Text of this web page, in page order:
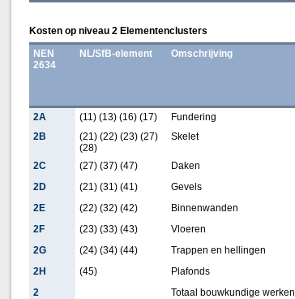
Kosten op niveau 2 Elementenclusters
NEN
2634
NL/SfB-element Omschrijving
2A
(11) (13) (16) (17) Fundering
2B
(21) (22) (23) (27)
(28)
Skelet
2C (27) (37) (47) Daken
2D
(21) (31) (41) Gevels
2E
(22) (32) (42) Binnenwanden
2F
(23) (33) (43) Vloeren
2G
(24) (34) (44) Trappen en hellingen
2H
(45) Plafonds
2
Totaal bouwkundige werken